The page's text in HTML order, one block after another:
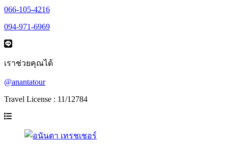
066-105-4216
094-971-6969
เราช่วยคุณได้
@anantatour
Travel License : 11/12784